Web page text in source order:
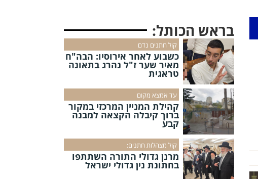
בראש הכותל:
קול חתנים נדם
כשבוע לאחר אירוסיו: הבה"ח
מאיר שער ז"ל נהרג בתאונה
טראגית
עד אמצא מקום
קהילת המניין המרכזי במקור
ברוך קיבלה הקצאה למבנה
קבע
קול מצהלות חתנים:
מרנן גדולי התורה השתתפו
בחתונת נין גדולי ישראל